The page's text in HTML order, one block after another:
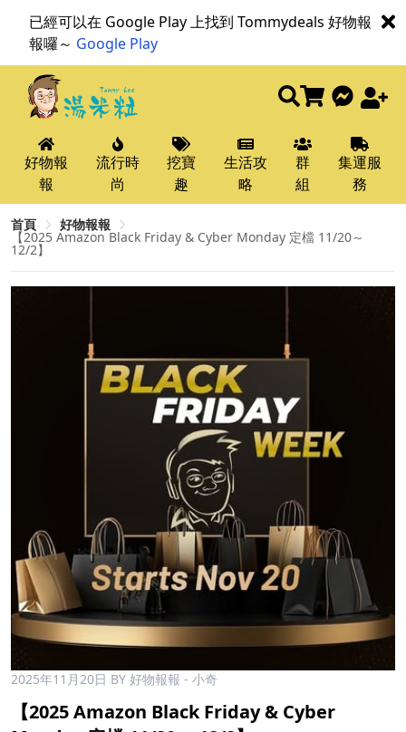
已經可以在 Google Play 上找到 Tommydeals 好物報
報囉～ Google Play
好物報
報
流行時
尚
挖寶
趣
生活攻
略
群
組
集運服
務
首頁 好物報報
【2025 Amazon Black Friday & Cyber Monday 定檔 11/20～
12/2】
2025年11月20日 BY 好物報報 - 小奇
【2025 Amazon Black Friday & Cyber